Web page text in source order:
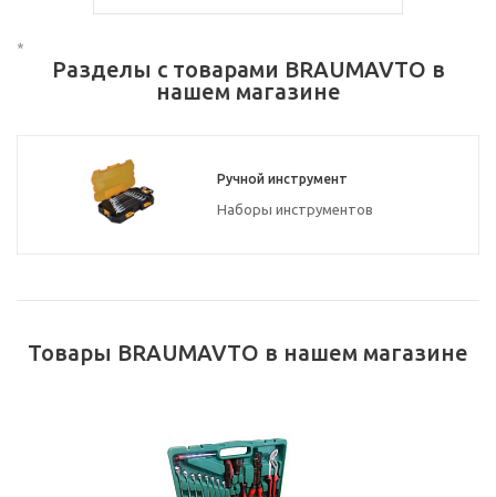
*
Разделы с товарами BRAUMAVTO в
нашем магазине
Ручной инструмент
Наборы инструментов
Товары BRAUMAVTO в нашем магазине